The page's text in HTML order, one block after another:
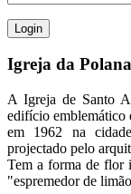
Igreja da Polana
A Igreja de Santo
edifício emblemático
em 1962 na
projectado pelo
Tem a forma de flor
"espremedor de